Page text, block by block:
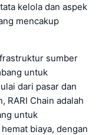
kelola dan aspek
mencakup
sumber
untuk
dari pasar dan
RARI Chain adalah
untuk
biaya, dengan